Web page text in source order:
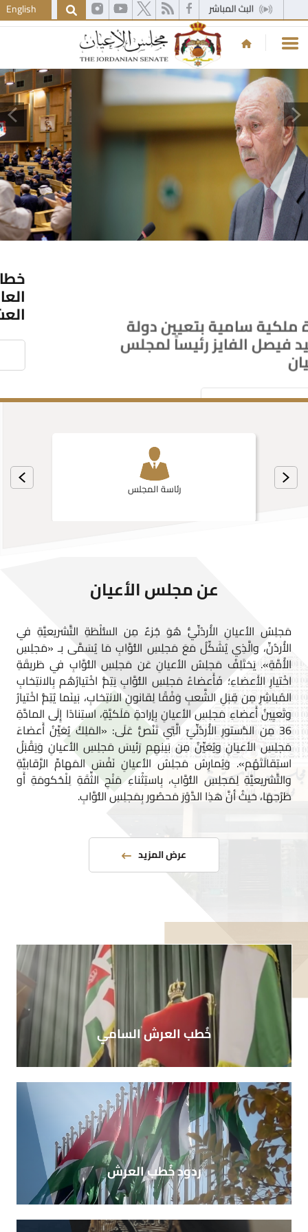
English
الأعيان
اقرأ المزيد
رئاسة المجلس
عن مجلس الأعيان
مَجلِسُ الأعيانِ الأُردُنِّيُّ هُوَ جُزءٌ مِن السُّلْطَةِ التَّشريعيَّةِ في
الأُردُنِّ، والَّذِي يُشَكِّلُ مَعَ مَجلِسِ النُّوَّابِ مَا يُسَمَّى بـ «مَجلِسِ
الأُمَّةِ». يَختَلِفُ مَجلِسُ الأعيانِ عَن مَجلِسِ النُّوَّابِ في طَريقَةِ
اخْتيارِ الأَعضاءِ؛ فَأَعضاءُ مَجلِسِ النُّوَّابِ يَتِمُّ اخْتيارُهُم بِالانتِخابِ
المُباشِرِ مِن قِبَلِ الشَّعبِ وَفْقًا لِقانونِ الانتِخابِ، بَينَما يُتِمُّ اخْتيارُ
وتَعيِينُ أَعضاءِ مَجلِسِ الأعيانِ بِإرادةٍ مَلَكيَّةٍ، استِنادًا إِلَى المادَّةِ
36 مِن الدُّستورِ الأُردُنِّيِّ الَّتِي تَنُصُّ عَلَى: «المَلِكُ يُعَيِّنُ أَعضاءَ
مَجلِسِ الأعيانِ ويُعَيِّنُ مِن بَينِهِم رَئيسَ مَجلِسِ الأعيانِ وَيَقْبَلُ
استِقالَتَهُم». وَيُمارِسُ مَجلِسُ الأعيانِ نَفْسَ المَهامِّ الرَّقابيَّةِ
والتَّشريعيَّةِ لِمَجلِسِ النُّوَّابِ، بِاستِثْناءِ مَنْحِ الثِّقَةِ لِلْحُكومَةِ أَو
طَرْحِهَا، حَيثُ أنَّ هَذِا الدَّوْرَ مَحصُور بِمَجلِسِ النُّوَّابِ.
عرض المزيد
خُطب العرش السامي
ردود خُطب العرش